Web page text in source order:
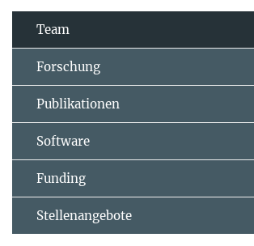
Team
Forschung
Publikationen
Software
Funding
Stellenangebote